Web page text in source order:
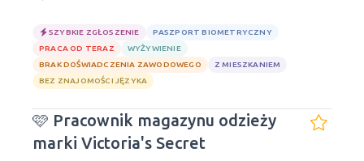
SZYBKIE ZGŁOSZENIE
PASZPORT BIOMETRYCZNY
PRACA OD TERAZ
WYŻYWIENIE
BRAK DOŚWIADCZENIA ZAWODOWEGO
Z MIESZKANIEM
BEZ ZNAJOMOŚCI JĘZYKA
🩷 Pracownik magazynu odzieży
marki Victoria's Secret